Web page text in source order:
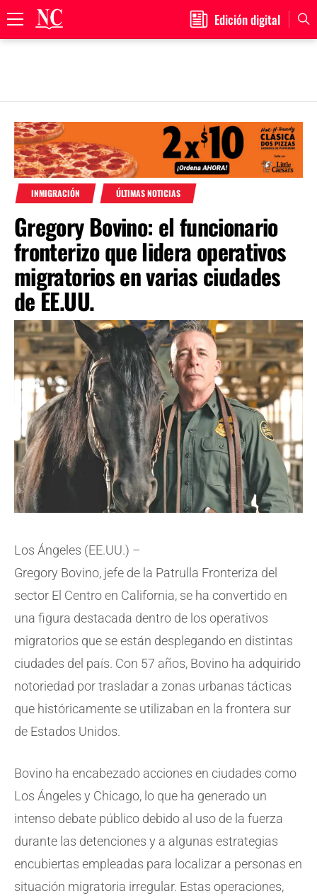
content
Edición digital
INMIGRACIÓN ÚLTIMAS NOTICIAS
Gregory Bovino: el funcionario
fronterizo que lidera operativos
migratorios en varias ciudades
de EE.UU.
Los Ángeles (EE.UU.) –
Gregory Bovino, jefe de la Patrulla Fronteriza del
sector El Centro en California, se ha convertido en
una figura destacada dentro de los operativos
migratorios que se están desplegando en distintas
ciudades del país. Con 57 años, Bovino ha adquirido
notoriedad por trasladar a zonas urbanas tácticas
que históricamente se utilizaban en la frontera sur
de Estados Unidos.
Bovino ha encabezado acciones en ciudades como
Los Ángeles y Chicago, lo que ha generado un
intenso debate público debido al uso de la fuerza
durante las detenciones y a algunas estrategias
encubiertas empleadas para localizar a personas en
situación migratoria irregular. Estas operaciones,